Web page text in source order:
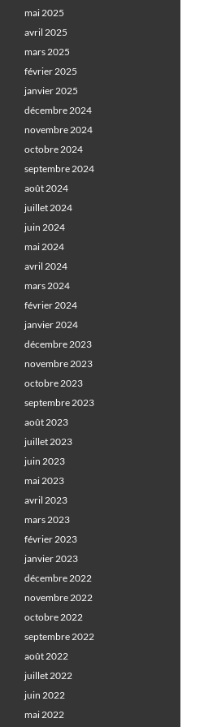
mai 2025
avril 2025
mars 2025
février 2025
janvier 2025
décembre 2024
novembre 2024
octobre 2024
septembre 2024
août 2024
juillet 2024
juin 2024
mai 2024
avril 2024
mars 2024
février 2024
janvier 2024
décembre 2023
novembre 2023
octobre 2023
septembre 2023
août 2023
juillet 2023
juin 2023
mai 2023
avril 2023
mars 2023
février 2023
janvier 2023
décembre 2022
novembre 2022
octobre 2022
septembre 2022
août 2022
juillet 2022
juin 2022
mai 2022